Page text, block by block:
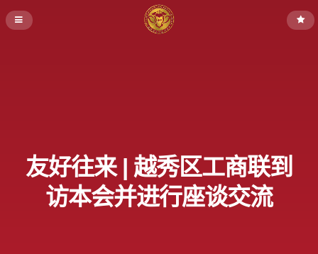
友好往来 | 越秀区工商联到
访本会并进行座谈交流